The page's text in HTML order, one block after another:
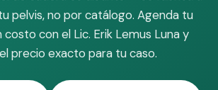
pelvis, no por catálogo. Agenda tu
costo con el Lic. Erik Lemus Luna y
precio exacto para tu caso.